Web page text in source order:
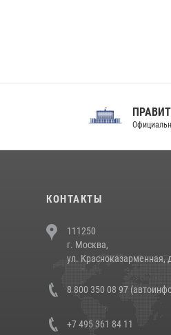
Официальный сайт
КОНТАКТЫ
111250
г. Москва,
ул. Красноказарменная,
8 800 350 08 97
+7 495 361 84 11